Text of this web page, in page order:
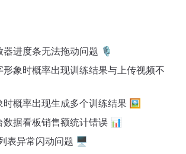
器进度条无法拖动问题 🎙️
形象时概率出现训练结果与上传视频不
时概率出现生成多个训练结果 🖼️
数据看板销售额统计错误 📊
表异常闪动问题 🖥️